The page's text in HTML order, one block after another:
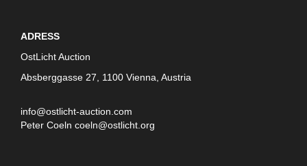
ADRESS
OstLicht Auction
Absberggasse 27, 1100 Vienna, Austria
info@ostlicht-auction.com
Peter Coeln coeln@ostlicht.org